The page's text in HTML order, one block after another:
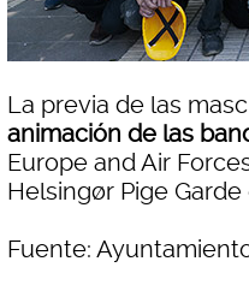
La previa de las
animación de las
Europe and Air
Helsingør Pige
Fuente: